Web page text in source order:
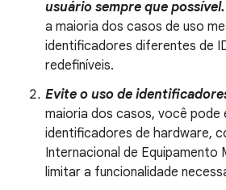
usuário sempre que possível.
a maioria dos casos de uso
identificadores diferentes de
redefiníveis.
Evite o uso de
maioria dos casos, você pode
identificadores de hardware,
Internacional de Equipamento
limitar a funcionalidade